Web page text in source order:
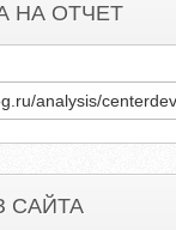
НА ОТЧЕТ
САЙТА